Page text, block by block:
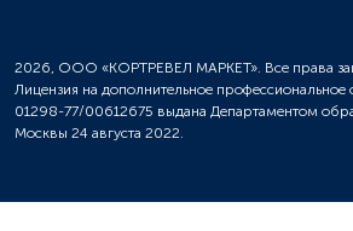
2026, ООО «КОРТРЕВЕЛ МАРКЕТ». Все права
Лицензия на дополнительное
01298-77/00612675 выдана Департаментом
Москвы 24 августа 2022.